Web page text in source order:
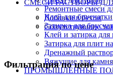
СМЕСИ РАСТВОРЫ
Клей для брусчатки
Затирка для
Клей и затирка для
Затирка для плит
Дренажный
Вяжущие для камня
ПРОМЫШЛЕННЫЕ
Ремонтные смеси
Добавки в бетон
Сопутствующие
Фильтрация по цене